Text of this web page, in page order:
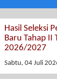
Hasil Seleksi
Baru Tahap II
2026/2027
Sabtu, 04 Juli